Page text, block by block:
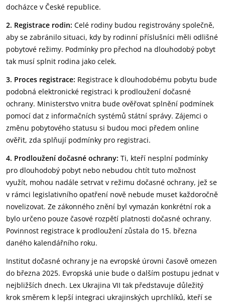
docházce v České republice.
2. Registrace rodin: Celé rodiny budou registrovány společně,
aby se zabránilo situaci, kdy by rodinní příslušníci měli odlišné
pobytové režimy. Podmínky pro přechod na dlouhodobý pobyt
tak musí splnit rodina jako celek.
3. Proces registrace: Registrace k dlouhodobému pobytu bude
podobná elektronické registraci k prodloužení dočasné
ochrany. Ministerstvo vnitra bude ověřovat splnění podmínek
pomocí dat z informačních systémů státní správy. Zájemci o
změnu pobytového statusu si budou moci předem online
ověřit, zda splňují podmínky pro registraci.
4. Prodloužení dočasné ochrany: Ti, kteří nesplní podmínky
pro dlouhodobý pobyt nebo nebudou chtít tuto možnost
využít, mohou nadále setrvat v režimu dočasné ochrany, jež se
v rámci legislativního opatření nově nebude muset každoročně
novelizovat. Ze zákonného znění byl vymazán konkrétní rok a
bylo určeno pouze časové rozpětí platnosti dočasné ochrany.
Povinnost registrace k prodloužení zůstala do 15. března
daného kalendářního roku.
Institut dočasné ochrany je na evropské úrovni časově omezen
do března 2025. Evropská unie bude o dalším postupu jednat v
nejbližších dnech. Lex Ukrajina VII tak představuje důležitý
krok směrem k lepší integraci ukrajinských uprchlíků, kteří se